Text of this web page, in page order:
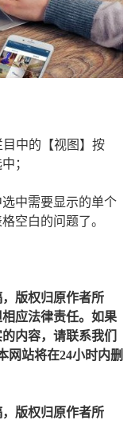
中的【视图】按
；
中需要显示的单个
空白的问题了。
版权归原作者所
应法律责任。如果
内容，请联系我们
网站将在24小时内删
版权归原作者所